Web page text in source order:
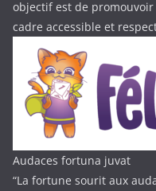
objectif est de
cadre accessible et
Audaces fortuna juvat
“La fortune sourit aux